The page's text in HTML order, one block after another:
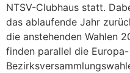
NTSV-Clubhaus statt.
das ablaufende Jahr
die anstehenden Wahlen
finden parallel die